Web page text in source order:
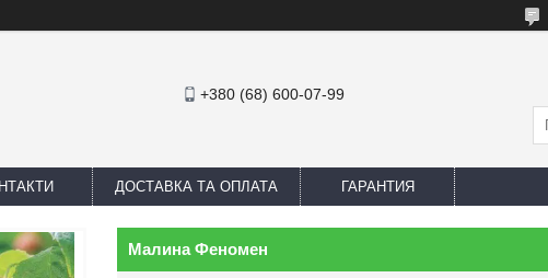
+380 (68) 600-07-99
ДОСТАВКА ТА ОПЛАТА ГАРАНТИЯ
Малина Феномен